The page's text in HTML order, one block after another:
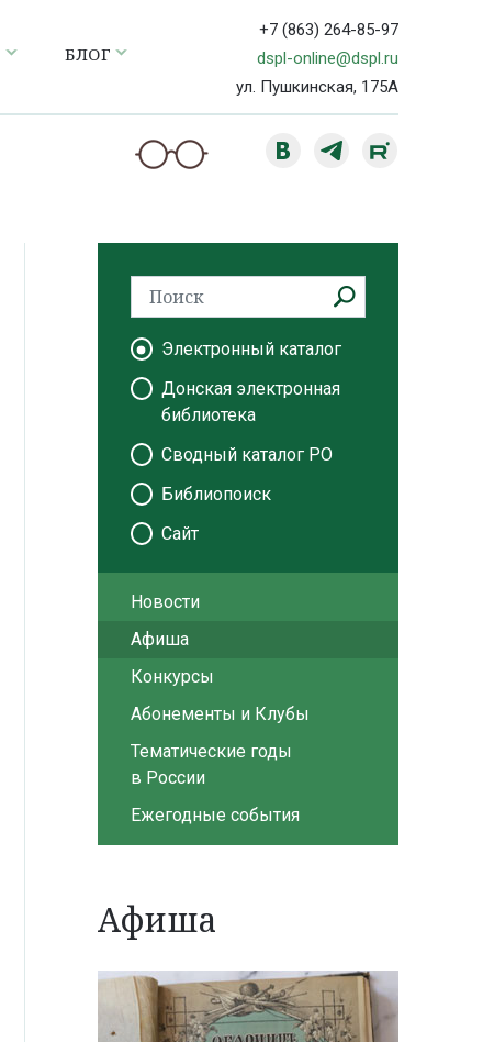
БЛОГ
+7 (863) 264-85-97
dspl-online@dspl.ru
ул. Пушкинская, 175А
Электронный каталог
Донская электронная
библиотека
Сводный каталог РО
Библиопоиск
Сайт
Новости
Афиша
Конкурсы
Абонементы и Клубы
Тематические годы
в России
Ежегодные события
Афиша